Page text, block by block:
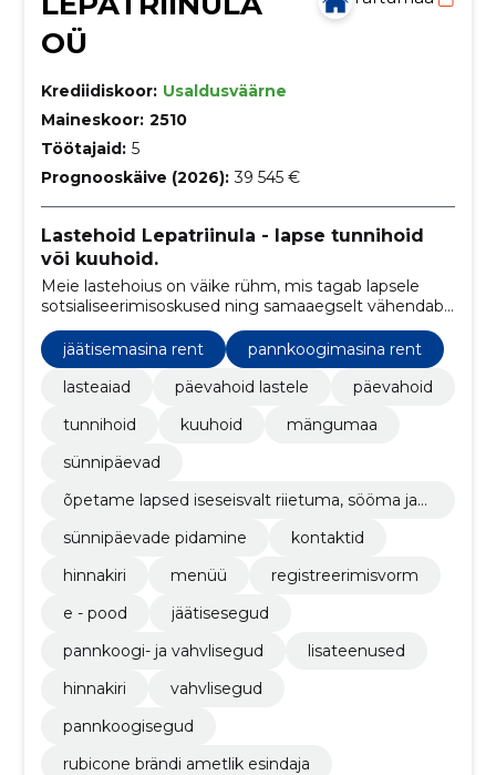
OÜ
Krediidiskoor: Usaldusväärne
Maineskoor: 2510
Töötajaid: 5
Prognooskäive (2026): 39 545 €
Lastehoid Lepatriinula - lapse tunnihoid
või kuuhoid.
Meie lastehoius on väike rühm, mis tagab lapsele
sotsialiseerimisoskused ning samaaegselt vähendab
see lapse suures grupis tingitud stressi, mis lasteaias
on tihti haigestumise peamiseks põhjuseks.
jäätisemasina rent
pannkoogimasina rent
lasteaiad
päevahoid lastele
päevahoid
tunnihoid
kuuhoid
mängumaa
sünnipäevad
õpetame lapsed iseseisvalt riietuma, sööma ja
sünnipäevade pidamine
kontaktid
hinnakiri
menüü
registreerimisvorm
e - pood
jäätisesegud
pannkoogi- ja vahvlisegud
lisateenused
hinnakiri
vahvlisegud
pannkoogisegud
rubicone brändi ametlik esindaja